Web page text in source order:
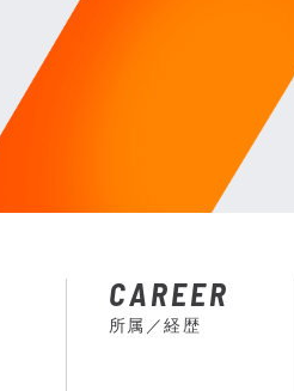
CAREER
所属／経歴